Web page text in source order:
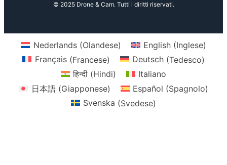
© 2025 Drone & Cam. Tutti i diritti riservati.
Nederlands(Olandese) English(Inglese)
Français(Francese) Deutsch(Tedesco)
हिन्दी (Hindi)
Italiano
日本語(Giapponese) Español (Spagnolo)
Svenska (Svedese)